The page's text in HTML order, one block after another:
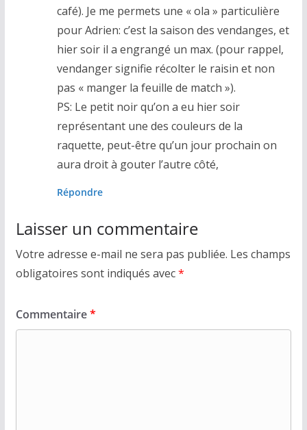
café). Je me permets une « ola » particulière
pour Adrien: c’est la saison des vendanges, et
hier soir il a engrangé un max. (pour rappel,
vendanger signifie récolter le raisin et non
pas « manger la feuille de match »).
PS: Le petit noir qu’on a eu hier soir
représentant une des couleurs de la
raquette, peut-être qu’un jour prochain on
aura droit à gouter l’autre côté,
Répondre
Laisser un commentaire
Votre adresse e-mail ne sera pas publiée. Les champs
obligatoires sont indiqués avec*
Commentaire*